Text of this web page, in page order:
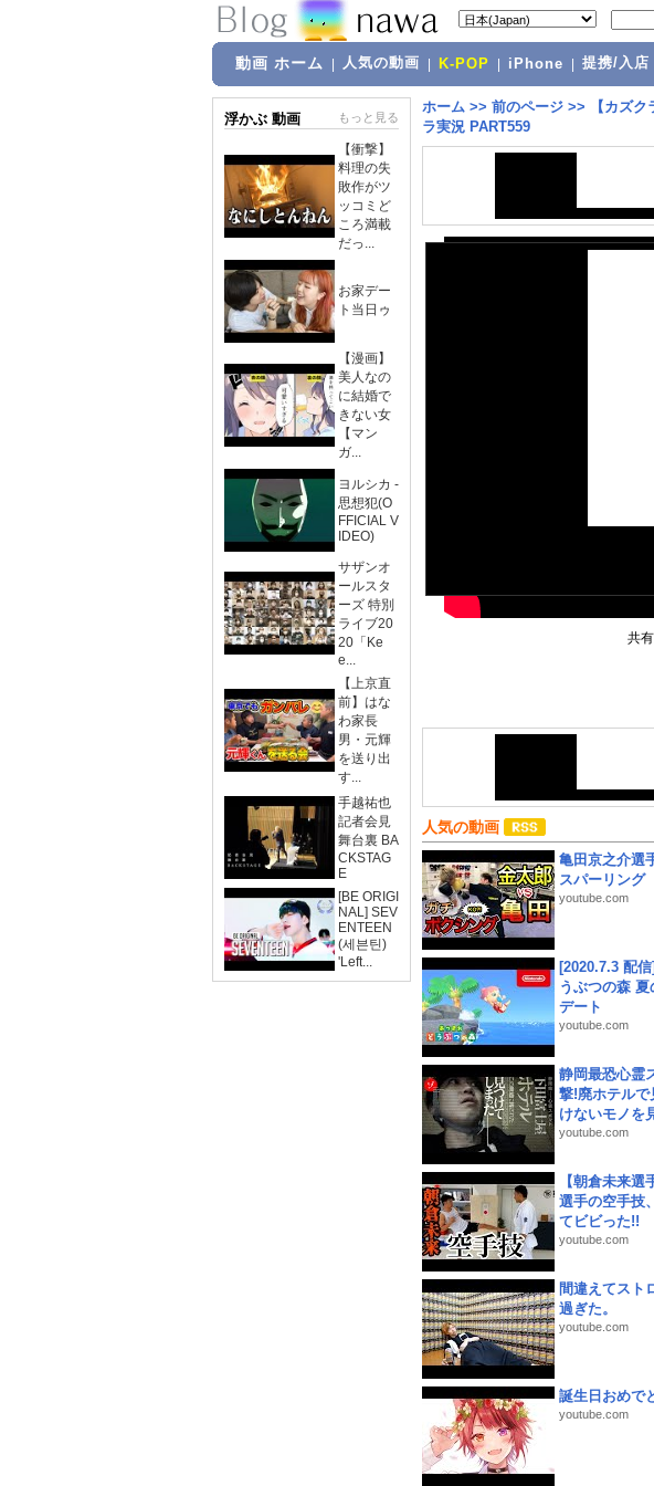
動画 ホーム 人気の動画 K-POP iPhone 提携/入店
浮かぶ 動画 もっと見る
【衝撃】
料理の失
敗作がツ
ッコミど
ころ満載
だっ...
お家デー
ト当日ゥ
【漫画】
美人なの
に結婚で
きない女
【マン
ガ...
ヨルシカ -
思想犯(O
FFICIAL V
IDEO)
サザンオ
ールスタ
ーズ 特別
ライブ20
20「Ke
e...
【上京直
前】はな
わ家長
男・元輝
を送り出
す...
手越祐也
記者会見
舞台裏 BA
CKSTAG
E
[BE ORIGI
NAL] SEV
ENTEEN
(세븐틴)
'Left...
ホーム >> 前のページ >>
【カズ
ラ実況 PART559
共
人気の動画
亀田京之介選
スパーリング
youtube.com
[2020.7.3 配
うぶつの森
デート
youtube.com
静岡最恐心霊
撃!廃ホテルで
けないモノを
youtube.com
【朝倉未来選
選手の空手技
てビビった!!
youtube.com
間違えてスト
過ぎた。
youtube.com
誕生日おめで
youtube.com